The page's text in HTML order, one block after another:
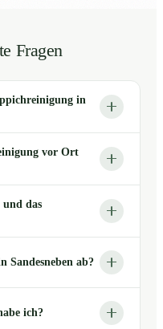
Fragen
in
vor Ort
das
Sandesneben ab?
ich?